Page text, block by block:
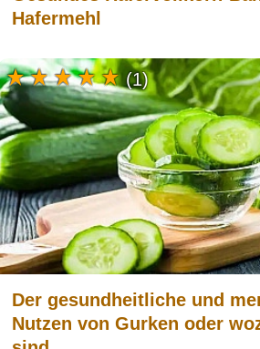
Hafermehl
Der gesundheitliche und
Nutzen von Gurken oder
(1)